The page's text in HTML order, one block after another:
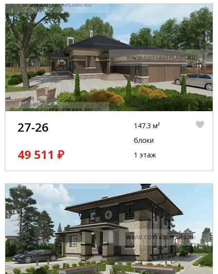
27-26
49 511 ₽
147.3 м²
блоки
1 этаж